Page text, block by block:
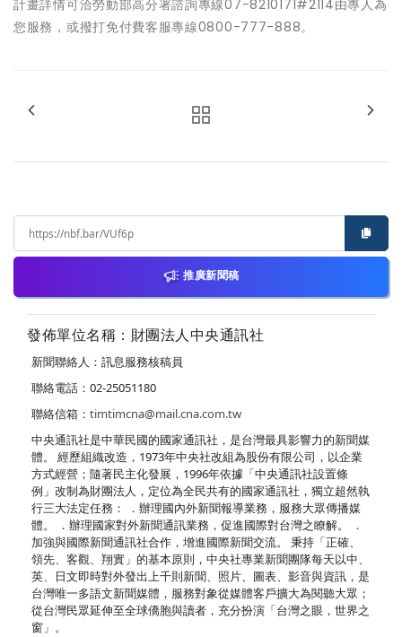
計畫詳情可洽勞動部高分署諮詢專線07-8210171#2114由專人為
您服務，或撥打免付費客服專線0800-777-888。
推廣新聞稿
發佈單位名稱：財團法人中央通訊社
新聞聯絡人：訊息服務核稿員
聯絡電話：02-25051180
聯絡信箱： timtimcna@mail.cna.com.tw
中央通訊社是中華民國的國家通訊社，是台灣最具影響力的新聞媒
體。 經歷組織改造，1973年中央社改組為股份有限公司，以企業
方式經營；隨著民主化發展，1996年依據「中央通訊社設置條
例」改制為財團法人，定位為全民共有的國家通訊社，獨立超然執
行三大法定任務： ．辦理國內外新聞報導業務，服務大眾傳播媒
體。 ．辦理國家對外新聞通訊業務，促進國際對台灣之瞭解。 ．
加強與國際新聞通訊社合作，增進國際新聞交流。 秉持「正確、
領先、客觀、翔實」的基本原則，中央社專業新聞團隊每天以中、
英、日文即時對外發出上千則新聞、照片、圖表、影音與資訊，是
台灣唯一多語文新聞媒體，服務對象從媒體客戶擴大為閱聽大眾；
從台灣民眾延伸至全球僑胞與讀者，充分扮演「台灣之眼，世界之
窗」。